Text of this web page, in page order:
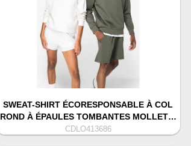
SWEAT-SHIRT ÉCORESPONSABLE À COL
ROND À ÉPAULES TOMBANTES MOLLET…
CDLO413686